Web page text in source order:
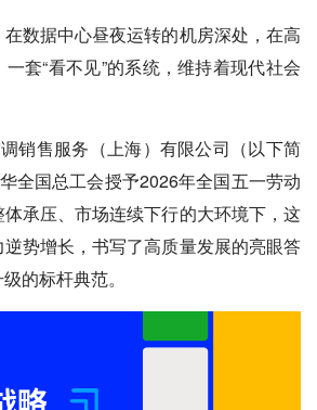
数据中心昼夜运转的机房深处，在高
套“看不见”的系统，维持着现代社会
销售服务（上海）有限公司（以下简
全国总工会授予2026年全国五一劳动
承压、市场连续下行的大环境下，这
势增长，书写了高质量发展的亮眼答
的标杆典范。